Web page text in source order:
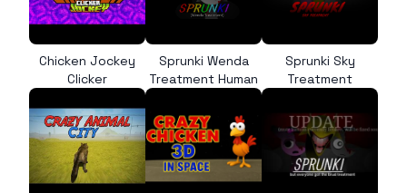
Chicken Jockey
Clicker
Sprunki Wenda
Treatment Human
Sprunki Sky
Treatment